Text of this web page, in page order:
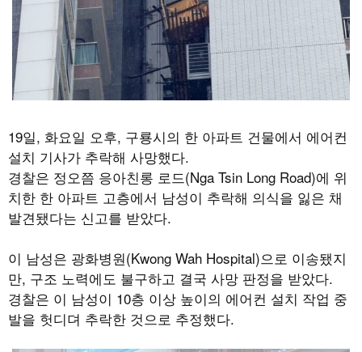
19일, 화요일 오후, 구룡시의 한 아파트 건물에서 에어컨
설치 기사가 추락해 사망했다.
경찰은 정오쯤 응아친롱 로드(Nga Tsin Long Road)에 위
치한 한 아파트 고층에서 남성이 추락해 의식을 잃은 채
발견됐다는 신고를 받았다.
이 남성은 광화병원(Kwong Wah Hospital)으로 이송됐지
만, 구조 노력에도 불구하고 결국 사망 판정을 받았다.
경찰은 이 남성이 10층 이상 높이의 에어컨 설치 작업 중
발을 헛디뎌 추락한 것으로 추정했다.